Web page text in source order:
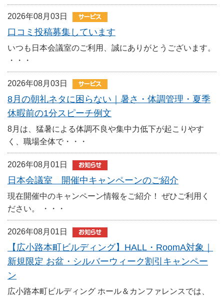
2026年08月03日
口コミ投稿募集しています
いつも日本会議室のご利用、誠にありがとうございます。
・・・
2026年08月03日
8月の朝礼ネタに困らない｜暑さ・体調管理・夏季
休暇前の1分スピーチ例文
8月は、猛暑による体調不良や集中力低下が起こりやす
く、職場全体で・・・
2026年08月01日
日本会議室 開催中キャンペーンのご紹介
現在開催中のキャンペーン情報をご紹介！ ぜひご利用く
ださい。 ・・・
2026年08月01日
【広小路本町ビルディング】HALL・RoomA対象｜
新規限定 お盆・シルバーウィーク割引キャンペー
ン
広小路本町ビルディング ホール＆カンファレンスでは、